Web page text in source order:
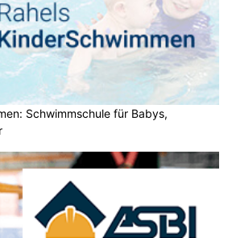
Schwimmschule für Babys,